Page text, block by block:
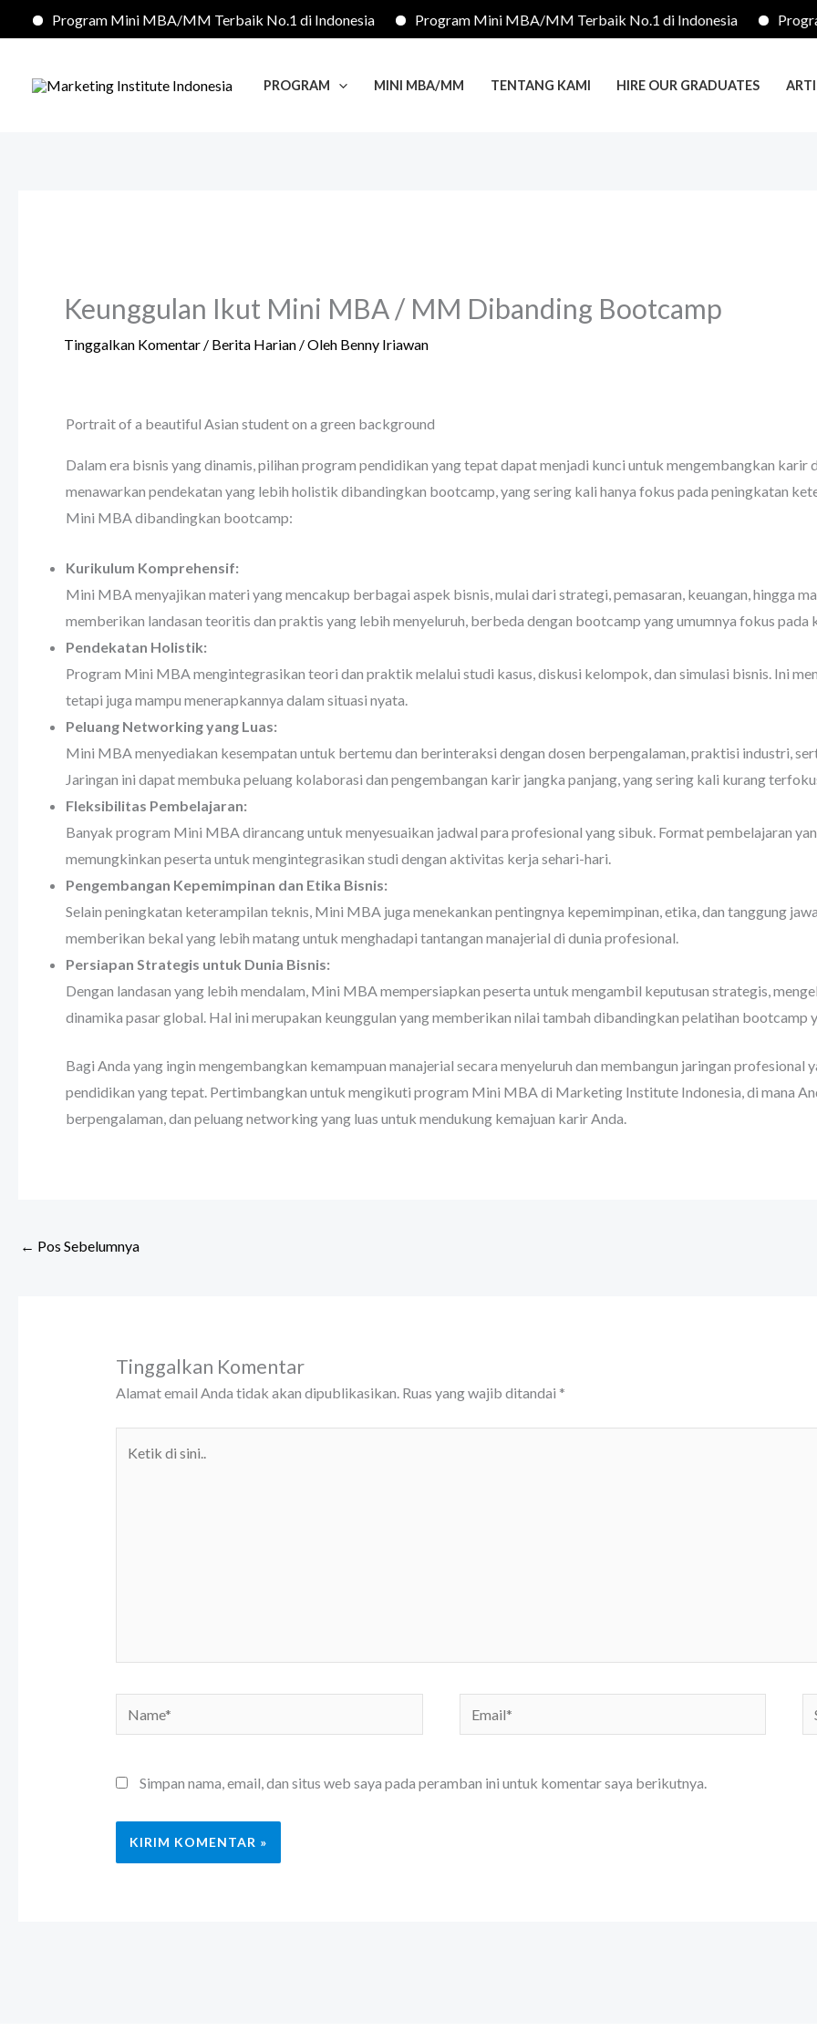
Program Mini MBA/MM Terbaik No.1 di Indonesia Program Mini MBA/MM Terbaik No.1 di Indonesia Program
Lewati
ke
PROGRAM MINI MBA/MM TENTANG KAMI HIRE OUR GRADUATES
Keunggulan Ikut Mini MBA / MM Dibanding Bootcamp
Tinggalkan Komentar / Berita Harian / Oleh Benny Iriawan
Portrait of a beautiful Asian student on a green background
Dalam era bisnis yang dinamis, pilihan program pendidikan yang tepat dapat menjadi kunci untuk mengembangkan
menawarkan pendekatan yang lebih holistik dibandingkan bootcamp, yang sering kali hanya fokus pada peningkatan
Mini MBA dibandingkan bootcamp:
Kurikulum Komprehensif:
Mini MBA menyajikan materi yang mencakup berbagai aspek bisnis, mulai dari strategi, pemasaran, keuangan, hingga
memberikan landasan teoritis dan praktis yang lebih menyeluruh, berbeda dengan bootcamp yang umumnya fokus pada
Pendekatan Holistik:
Program Mini MBA mengintegrasikan teori dan praktik melalui studi kasus, diskusi kelompok, dan simulasi bisnis. Ini
tetapi juga mampu menerapkannya dalam situasi nyata.
Peluang Networking yang Luas:
Mini MBA menyediakan kesempatan untuk bertemu dan berinteraksi dengan dosen berpengalaman, praktisi industri,
Jaringan ini dapat membuka peluang kolaborasi dan pengembangan karir jangka panjang, yang sering kali kurang
Fleksibilitas Pembelajaran:
Banyak program Mini MBA dirancang untuk menyesuaikan jadwal para profesional yang sibuk. Format pembelajaran
memungkinkan peserta untuk mengintegrasikan studi dengan aktivitas kerja sehari-hari.
Pengembangan Kepemimpinan dan Etika Bisnis:
Selain peningkatan keterampilan teknis, Mini MBA juga menekankan pentingnya kepemimpinan, etika, dan tanggung
memberikan bekal yang lebih matang untuk menghadapi tantangan manajerial di dunia profesional.
Persiapan Strategis untuk Dunia Bisnis:
Dengan landasan yang lebih mendalam, Mini MBA mempersiapkan peserta untuk mengambil keputusan strategis,
dinamika pasar global. Hal ini merupakan keunggulan yang memberikan nilai tambah dibandingkan pelatihan bootcamp
Bagi Anda yang ingin mengembangkan kemampuan manajerial secara menyeluruh dan membangun jaringan
pendidikan yang tepat. Pertimbangkan untuk mengikuti program Mini MBA di Marketing Institute Indonesia, di mana
berpengalaman, dan peluang networking yang luas untuk mendukung kemajuan karir Anda.
← Pos Sebelumnya
Tinggalkan Komentar
Alamat email Anda tidak akan dipublikasikan. Ruas yang wajib ditandai *
Simpan nama, email, dan situs web saya pada peramban ini untuk komentar saya berikutnya.